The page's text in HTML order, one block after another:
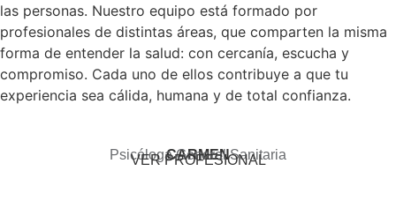
las personas. Nuestro equipo está formado por
profesionales de distintas áreas, que comparten la misma
forma de entender la salud: con cercanía, escucha y
compromiso. Cada uno de ellos contribuye a que tu
experiencia sea cálida, humana y de total confianza.
CARMEN
Psicóloga General Sanitaria
VER PROFESIONAL